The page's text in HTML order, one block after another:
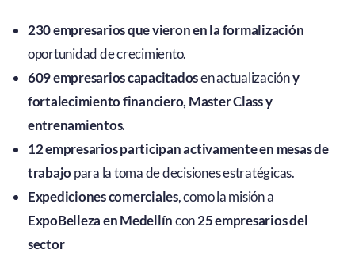
230 empresarios que vieron en la formalización
oportunidad de crecimiento.
609 empresarios capacitadosen actualizacióny
fortalecimiento financiero, Master Class y
entrenamientos.
12 empresarios participan activamente en mesas de
trabajopara la toma de decisiones estratégicas.
Expediciones comerciales, como la misión a
ExpoBelleza en Medellíncon25 empresarios del
sector